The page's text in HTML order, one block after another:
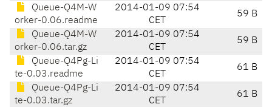
Queue-Q4M-W
orker-0.06.readme
2014-01-09 07:54
CET
59 B
Queue-Q4M-W
orker-0.06.tar.gz
2014-01-09 07:54
CET
59 B
Queue-Q4Pg-Li
te-0.03.readme
2014-01-09 07:54
CET
61 B
Queue-Q4Pg-Li
te-0.03.tar.gz
2014-01-09 07:54
CET
61 B